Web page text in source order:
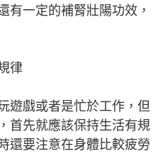
有一定的補腎壯陽功效，
律
遊戲或者是忙於工作，但
首先就應該保持生活有規
還要注意在身體比較疲勞